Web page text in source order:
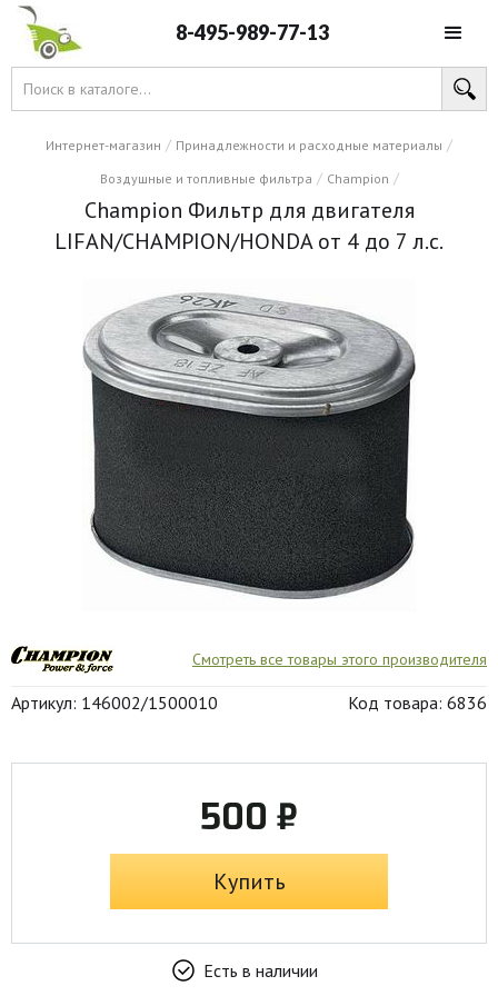
8-495-989-77-13
Интернет-магазин / Принадлежности и расходные материалы /
Воздушные и топливные фильтра / Champion /
Champion Фильтр для двигателя
LIFAN/CHAMPION/HONDA от 4 до 7 л.с.
Смотреть все товары этого производителя
Артикул: 146002/1500010 Код товара: 6836
500 ₽
Купить
Есть в наличии